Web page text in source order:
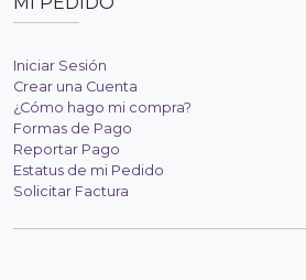
Iniciar Sesión
Crear una Cuenta
¿Cómo hago mi compra?
Formas de Pago
Reportar Pago
Estatus de mi Pedido
Solicitar Factura